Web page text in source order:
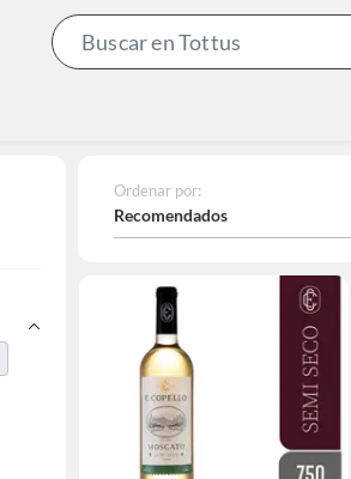
Ordenar por:
Recomendados